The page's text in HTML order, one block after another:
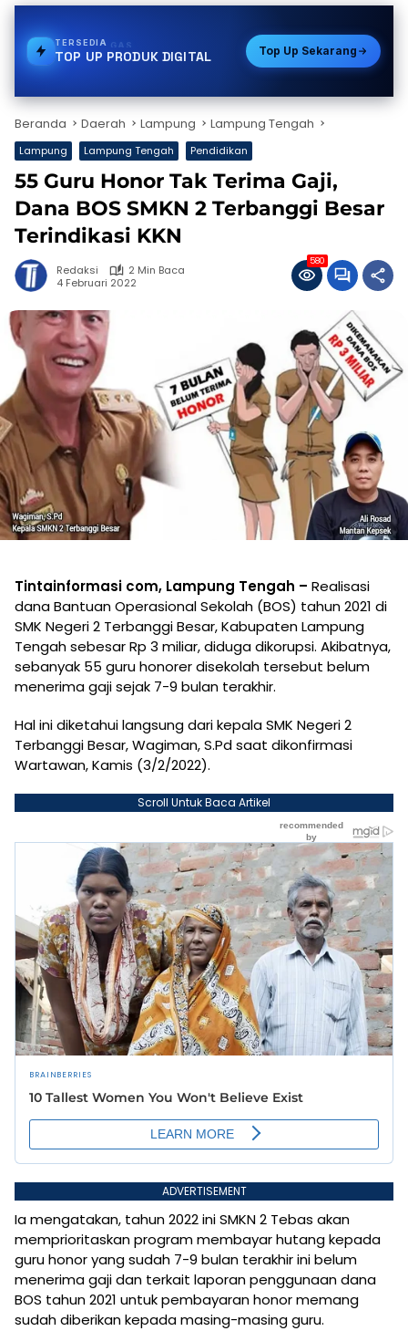
TERSEDIA PULSA
TOP UP PRODUK DIGITAL Top Up Sekarang
Beranda Daerah Lampung Lampung Tengah
Lampung Lampung Tengah Pendidikan
55 Guru Honor Tak Terima Gaji,
Dana BOS SMKN 2 Terbanggi Besar
Terindikasi KKN
Redaksi
2 Min Baca
4 Februari 2022
580
Tintainformasi com, Lampung Tengah – Realisasi
dana Bantuan Operasional Sekolah (BOS) tahun 2021 di
SMK Negeri 2 Terbanggi Besar, Kabupaten Lampung
Tengah sebesar Rp 3 miliar, diduga dikorupsi. Akibatnya,
sebanyak 55 guru honorer disekolah tersebut belum
menerima gaji sejak 7-9 bulan terakhir.
Hal ini diketahui langsung dari kepala SMK Negeri 2
Terbanggi Besar, Wagiman, S.Pd saat dikonfirmasi
Wartawan, Kamis (3/2/2022).
Scroll Untuk Baca Artikel
ADVERTISEMENT
Ia mengatakan, tahun 2022 ini SMKN 2 Tebas akan
memprioritaskan program membayar hutang kepada
guru honor yang sudah 7-9 bulan terakhir ini belum
menerima gaji dan terkait laporan penggunaan dana
BOS tahun 2021 untuk pembayaran honor memang
sudah diberikan kepada masing-masing guru.